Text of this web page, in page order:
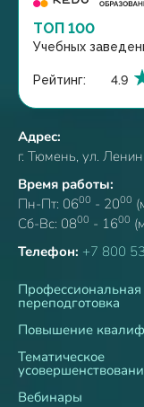
ТОП 100
Учебных
Рейтинг: 4.9
Адрес:
г. Тюмень, ул.
Время работы:
Пн-Пт: 0600 - 2000
Сб-Вс: 0800 - 1600
Телефон: +7 800
Профессиональная
переподготовка
Повышение
Тематическое
Вебинары